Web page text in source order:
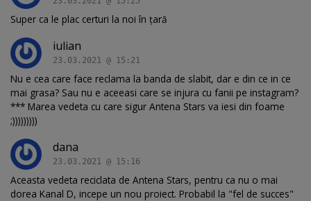
Super ca le plac certuri la noi în țară
iulian
23.03.2021 @ 15:21
Nu e cea care face reclama la banda de slabit, dar e din ce in ce
mai grasa? Sau nu e aceeasi care se injura cu fanii pe instagram?
*** Marea vedeta cu care sigur Antena Stars va iesi din foame
;)))))))))
dana
23.03.2021 @ 15:16
Aceasta vedeta reciclata de Antena Stars, pentru ca nu o mai
dorea Kanal D, incepe un nou proiect. Probabil la "fel de succes"